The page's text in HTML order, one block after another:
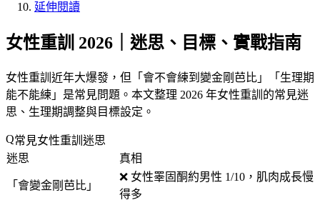
延伸閱讀
女性重訓 2026｜迷思、目標、實戰指南
女性重訓近年大爆發，但「 會不會練到變金剛芭比 」「 生理期
能不能練 」是常見問題。本文整理 2026 年女性重訓的常見迷
思、生理期調整與目標設定。
常見女性重訓迷思
迷思
真相
「 會變金剛芭比 」
❌ 女性睪固酮約男性 1/10，肌肉成長慢
得多